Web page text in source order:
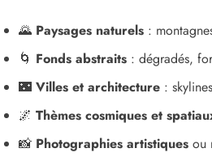
🌄 Paysages naturels :
🌀 Fonds abstraits : dégradés,
🌃 Villes et architecture :
🌌 Thèmes cosmiques et
📸 Photographies artistiques ou